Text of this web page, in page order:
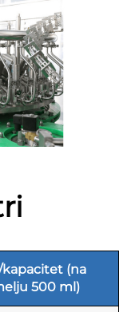
kapacitet (na
500 ml)